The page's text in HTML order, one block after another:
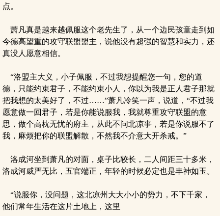
点。
萧凡真是越来越佩服这个老先生了，从一个边民孩童走到如
今德高望重的攻守联盟盟主，说他没有超强的智慧和实力，还
真没人愿意相信。
“洛盟主大义，小子佩服，不过我想提醒您一句，您的道
德，只能约束君子，不能约束小人，你以为我是正人君子那就
把我想的太美好了，不过……”萧凡冷笑一声，说道，“不过我
愿意做一回君子，若是你能说服我，我就尊重攻守联盟的意
思，做个高枕无忧的府主，从此不问北凉事，若是你说服不了
我，麻烦把你的联盟解散，不然我不介意大开杀戒。”
洛成河坐到萧凡的对面，桌子比较长，二人间距三十多米，
洛成河威严无比，五官端正，年轻的时候必定也是丰神如玉。
“说服你，没问题，这北凉州大大小小的势力，不下千家，
他们常年生活在这片土地上，这里